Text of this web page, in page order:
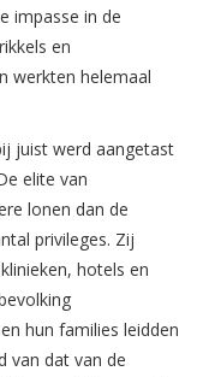
impasse in de
en
werkten helemaal
juist werd aangetast
elite van
lonen dan de
privileges. Zij
hotels en
hun families leidden
van dat van de